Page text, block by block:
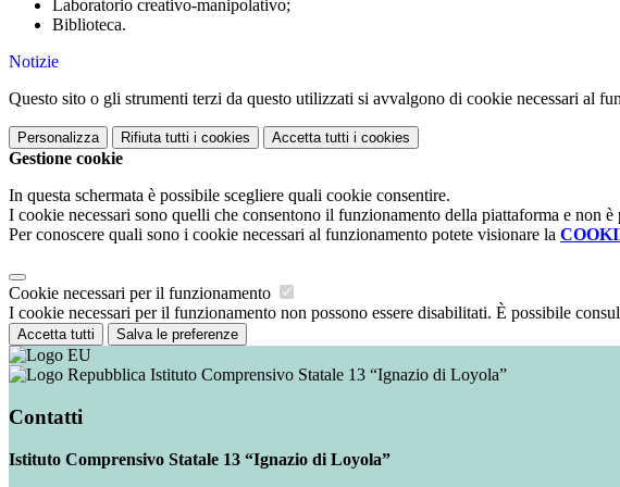
Laboratorio creativo-manipolativo;
Biblioteca.
Notizie
Questo sito o gli strumenti terzi da questo utilizzati si avvalgono di cookie necessari al
Personalizza Rifiuta tutti i cookies Accetta tutti i cookies
Gestione cookie
In questa schermata è possibile scegliere quali cookie consentire.
I cookie necessari sono quelli che consentono il funzionamento della piattaforma e non
Per conoscere quali sono i cookie necessari al funzionamento potete visionare la
Cookie necessari per il funzionamento
I cookie necessari per il funzionamento non possono essere disabilitati. È possibile
Accetta tutti Salva le preferenze
Istituto Comprensivo Statale 13 “Ignazio di Loyola”
Contatti
Istituto Comprensivo Statale 13 “Ignazio di Loyola”